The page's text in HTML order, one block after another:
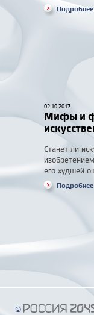
Подробнее
02.10.2017
Мифы и
Станет ли
его худшей
Подробнее
©